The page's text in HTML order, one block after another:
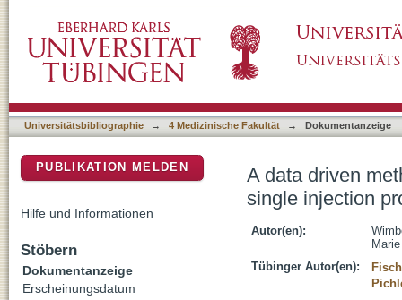
[C-11]raclopride in the mouse
Universitätsbibliographie → 4 Medizinische Fakultät → Dokumentanzeige
A data driven
single injection
Autor(en):
Tübinger Autor(en):
PUBLIKATION MELDEN
Hilfe und Informationen
Stöbern
Dokumentanzeige
Erscheinungsdatum